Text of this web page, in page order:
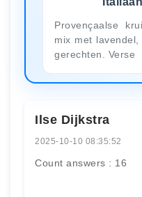
Provençaalse
mix met
gerechten. Verse
Ilse Dijkstra
2025-10-10 08:35:52
Count answers : 16